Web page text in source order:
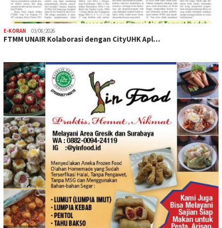
E-KORAN 03/08/2026
FTMM UNAIR Kolaborasi dengan CityUHK Apl…